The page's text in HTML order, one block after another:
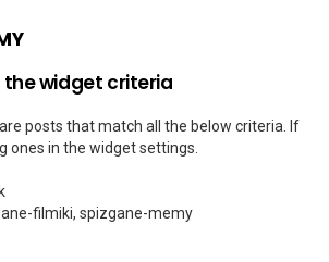
widget criteria
posts that match all the below criteria. If
ones in the widget settings.
filmiki, spizgane-memy